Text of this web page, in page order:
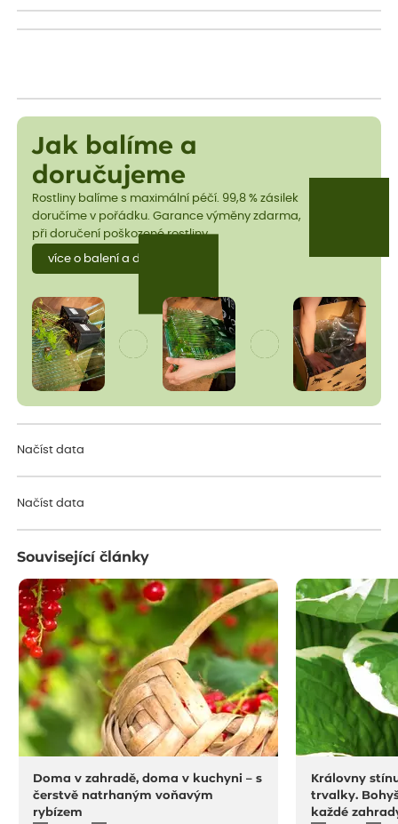
Jak balíme a
doručujeme
Rostliny balíme s maximální péčí. 99,8 % zásilek
doručíme v pořádku. Garance výměny zdarma,
při doručení poškozené rostliny.
více o balení a dopravě
Načíst data
Načíst data
Související články
Doma v zahradě, doma v kuchyni – s
čerstvě natrhaným voňavým
rybízem
Královny
trvalky.
každé